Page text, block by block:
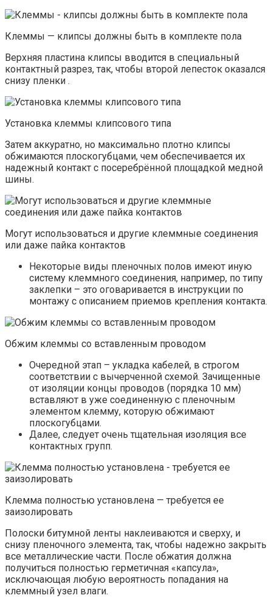
Клеммы — клипсы должны быть в комплекте пола
Верхняя пластина клипсы вводится в специальный
контактный разрез, так, чтобы второй лепесток оказался
снизу пленки .
Установка клеммы клипсового типа
Затем аккуратно, но максимально плотно клипсы
обжимаются плоскогубцами, чем обеспечивается их
надежный контакт с посеребрённой площадкой медной
шины.
Могут использоваться и другие клеммные соединения
или даже пайка контактов
Некоторые виды пленочных полов имеют иную
систему клеммного соединения, например, по типу
заклепки – это оговаривается в инструкции по
монтажу с описанием приемов крепления контакта.
Обжим клеммы со вставленным проводом
Очередной этап – укладка кабелей, в строгом
соответствии с вычерченной схемой. Зачищенные
от изоляции концы проводов (порядка 10 мм)
вставляют в уже соединенную с пленочным
элементом клемму, которую обжимают
плоскогубцами.
Далее, следует очень тщательная изоляция все
контактных групп.
Клемма полностью установлена — требуется ее
заизолировать
Полоски битумной ленты наклеиваются и сверху, и
снизу пленочного элемента, так, чтобы надежно закрыть
все металлические части. После обжатия должна
получиться полностью герметичная «капсула»,
исключающая любую вероятность попадания на
клеммный узел влаги.